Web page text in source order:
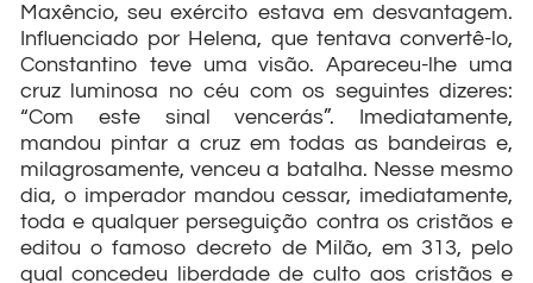
Maxêncio, seu exército estava em desvantagem.
Influenciado por Helena, que tentava convertê-lo,
Constantino teve uma visão. Apareceu-lhe uma
cruz luminosa no céu com os seguintes dizeres:
“Com este sinal vencerás”. Imediatamente,
mandou pintar a cruz em todas as bandeiras e,
milagrosamente, venceu a batalha. Nesse mesmo
dia, o imperador mandou cessar, imediatamente,
toda e qualquer perseguição contra os cristãos e
editou o famoso decreto de Milão, em 313, pelo
qual concedeu liberdade de culto aos cristãos e